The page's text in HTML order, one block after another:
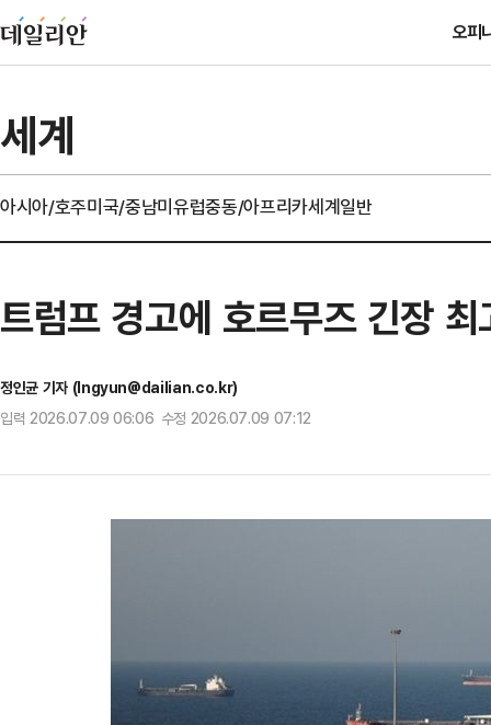
오피
세계
아시아/호주미국/중남미유럽중동/아프리카세계일반
트럼프 경고에 호르무즈 긴장
정인균 기자 (Ingyun@dailian.co.kr)
입력 2026.07.09 06:06 수정 2026.07.09 07:12